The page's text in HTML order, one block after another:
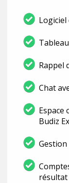
Rappel
Chat
Espace
Budiz
Gestion
résultat